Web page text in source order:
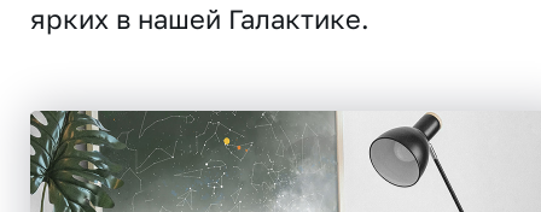
ярких в нашей Галактике.